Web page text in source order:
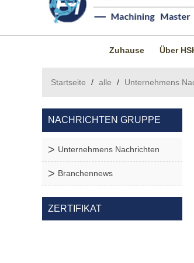
Zuhause Über
Startseite / alle / Unternehmens
NACHRICHTEN GRUPPE
Unternehmens Nachrichten
Branchennews
ZERTIFIKAT